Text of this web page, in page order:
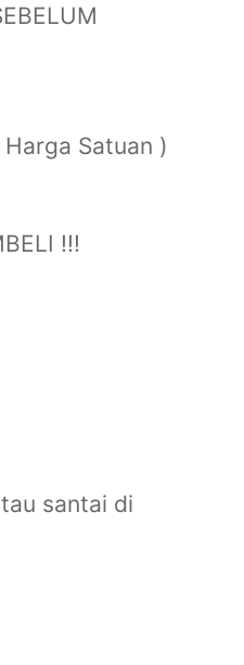
Harga Satuan )
!!!
santai di